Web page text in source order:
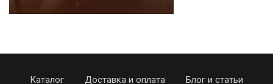
Каталог Доставка и оплата
Блог и статьи